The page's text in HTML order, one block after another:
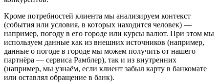
Кроме потребностей клиента мы анализируем контекст
(события или условия, в которых находится человек) —
например, погоду в его городе или курсы валют. При этом мы
используем данные как из внешних источников (например,
данные о погоде в городе мы можем получить от нашего
партнёра — сервиса Рамблер), так и из внутренних
(например, мы узнаём, если клиент забыл карту в банкомате
или оставлял обращение в банк).